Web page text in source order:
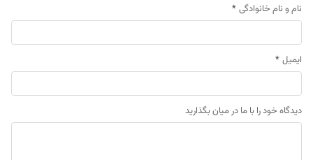
نام و نام خانوادگی *
ایمیل *
دیدگاه خود را با ما در میان بگذارید